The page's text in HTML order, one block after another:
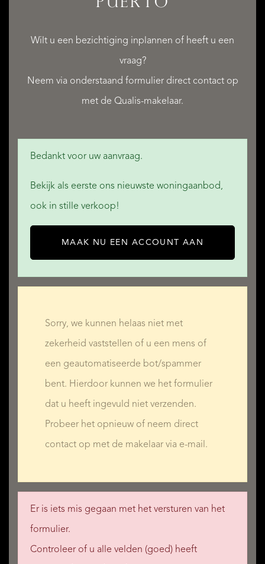
PUERTO
Wilt u een bezichtiging inplannen of heeft u een
vraag?
Neem via onderstaand formulier direct contact op
met de Qualis-makelaar.
Bedankt voor uw aanvraag.
Bekijk als eerste ons nieuwste woningaanbod,
ook in stille verkoop!
MAAK NU EEN ACCOUNT AAN
Sorry, we kunnen helaas niet met
zekerheid vaststellen of u een mens of
een geautomatiseerde bot/spammer
bent. Hierdoor kunnen we het formulier
dat u heeft ingevuld niet verzenden.
Probeer het opnieuw of neem direct
contact op met de makelaar via e-mail.
Er is iets mis gegaan met het versturen van het
formulier.
Controleer of u alle velden (goed) heeft